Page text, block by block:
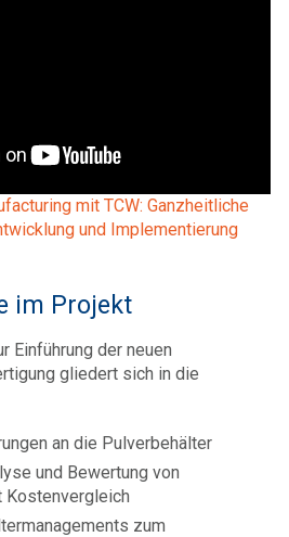
mit TCW: Ganzheitliche
und Implementierung
im Projekt
Einführung der neuen
gliedert sich in die
an die Pulverbehälter
und Bewertung von
Kostenvergleich
zum